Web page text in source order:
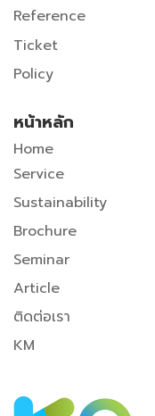
Reference
Ticket
Policy
หน้าหลัก
Home
Service
Sustainability
Brochure
Seminar
Article
ติดต่อเรา
KM